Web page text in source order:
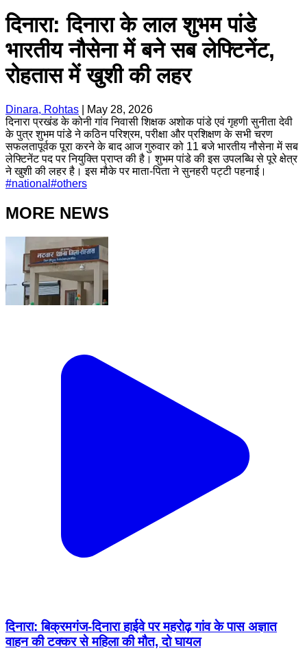
दिनारा: दिनारा के लाल शुभम पांडे
भारतीय नौसेना में बने सब लेफ्टिनेंट,
रोहतास में खुशी की लहर
Dinara, Rohtas
May 28, 2026
दिनारा प्रखंड के कोनी गांव निवासी शिक्षक अशोक पांडे एवं गृहणी सुनीता देवी
के पुत्र शुभम पांडे ने कठिन परिश्रम, परीक्षा और प्रशिक्षण के सभी चरण
सफलतापूर्वक पूरा करने के बाद आज गुरुवार को 11 बजे भारतीय नौसेना में सब
लेफ्टिनेंट पद पर नियुक्ति प्राप्त की है। शुभम पांडे की इस उपलब्धि से पूरे क्षेत्र
ने खुशी की लहर है। इस मौके पर माता-पिता ने सुनहरी पट्टी पहनाई।
#national #others
MORE NEWS
दिनारा: बिक्रमगंज-दिनारा हाईवे पर महरोढ़ गांव के पास अज्ञात
वाहन की टक्कर से महिला की मौत, दो घायल